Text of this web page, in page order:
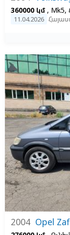
360000 կմ ,
11.04.2026
2004 Opel